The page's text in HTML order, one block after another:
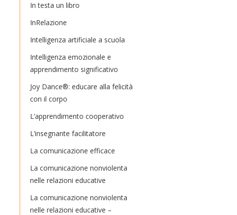
In testa un libro
InRelazione
Intelligenza artificiale a scuola
Intelligenza emozionale e
apprendimento significativo
Joy Dance®: educare alla felicità
con il corpo
L’apprendimento cooperativo
L’insegnante facilitatore
La comunicazione efficace
La comunicazione nonviolenta
nelle relazioni educative
La comunicazione nonviolenta
nelle relazioni educative –